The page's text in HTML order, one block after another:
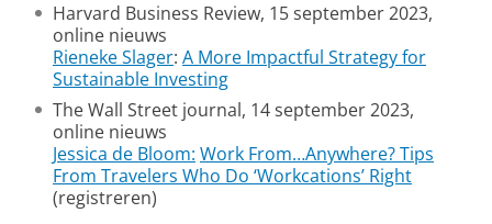
Harvard Business Review, 15 september 2023,
online nieuws
Rieneke Slager: A More Impactful Strategy for
Sustainable Investing
The Wall Street journal, 14 september 2023,
online nieuws
Jessica de Bloom: Work From…Anywhere? Tips
From Travelers Who Do ‘Workcations’ Right
(registreren)